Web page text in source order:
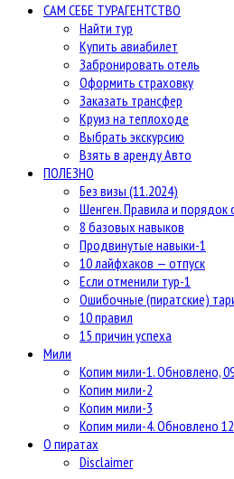
САМ СЕБЕ ТУРАГЕНТСТВО
Найти тур
Купить авиабилет
Забронировать отель
Оформить страховку
Заказать трансфер
Круиз на теплоходе
Выбрать экскурсию
Взять в аренду Авто
ПОЛЕЗНО
Без визы (11.2024)
Шенген. Правила и порядок
8 базовых навыков
Продвинутые навыки-1
10 лайфхаков — отпуск
Если отменили тур-1
Ошибочные (пиратские)
10 правил
15 причин успеха
Мили
Копим мили-1. Обновлено,
Копим мили-2
Копим мили-3
Копим мили-4. Обновлено
О пиратах
Disclaimer